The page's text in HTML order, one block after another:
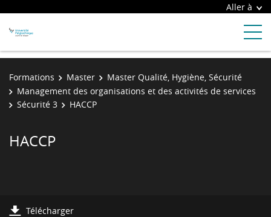
Aller à
Formations Master
Master Qualité, Hygiène, Sécurité
Management des organisations et des activités de services
Sécurité 3
HACCP
HACCP
Télécharger